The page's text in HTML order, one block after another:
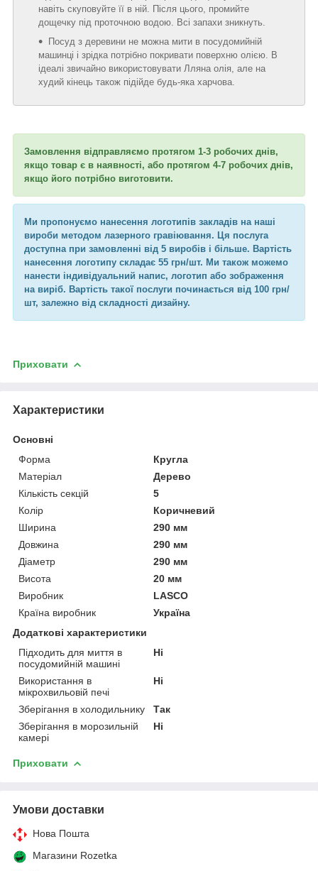
навіть скуповуйте її в ній. Після цього, промийте
дощечку під проточною водою. Всі запахи зникнуть.
Посуд з деревини не можна мити в посудомийній
машинці і зрідка потрібно покривати поверхню олією. В
ідеалі звичайно використовувати Лляна олія, але на
худий кінець також підійде будь-яка харчова.
Замовлення відправляємо протягом 1-3 робочих днів,
якщо товар є в наявності, або протягом 4-7 робочих днів,
якщо його потрібно виготовити.
Ми пропонуємо нанесення логотипів закладів на наші
вироби методом лазерного гравіювання. Ця послуга
доступна при замовленні від 5 виробів і більше. Вартість
нанесення логотипу складає 55 грн/шт. Ми також можемо
нанести індивідуальний напис, логотип або зображення
на виріб. Вартість такої послуги починається від 100 грн/
шт, залежно від складності дизайну.
Приховати
Характеристики
Основні
Форма
Кругла
Матеріал
Дерево
Кількість секцій
5
Колір
Коричневий
Ширина
290 мм
Довжина
290 мм
Діаметр
290 мм
Висота
20 мм
Виробник
LASCO
Країна виробник
Україна
Додаткові характеристики
Підходить для миття в
посудомийній машині
Ні
Використання в
мікрохвильовій печі
Ні
Зберігання в холодильнику
Так
Зберігання в морозильній
камері
Ні
Приховати
Умови доставки
Нова Пошта
Магазини Rozetka